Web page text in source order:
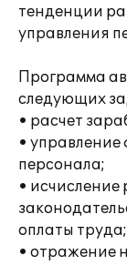
тенденции
управления
Программа
следующих
• расчет
•
персонала;
•
оплаты труда;
• отражение